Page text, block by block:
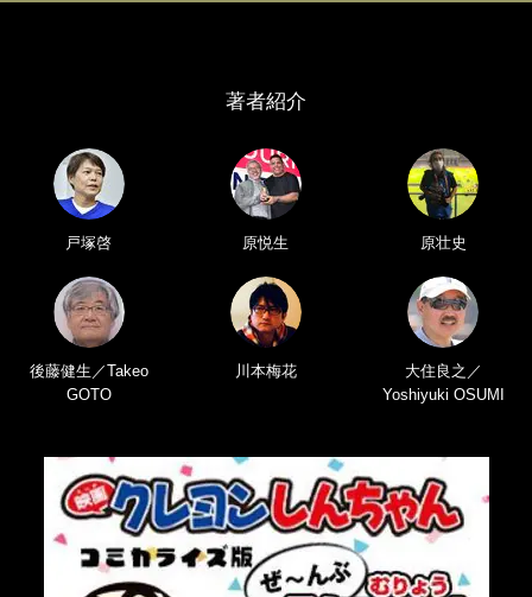
著者紹介
戸塚啓 原悦生 原壮史
後藤健生／Takeo
GOTO
川本梅花
大住良之／
Yoshiyuki OSUMI